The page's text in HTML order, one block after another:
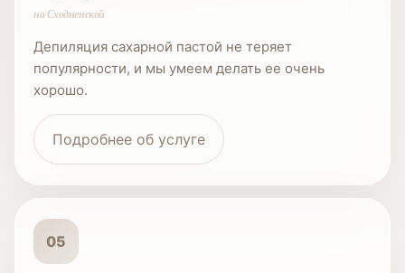
на Сходненской
Депиляция сахарной пастой не теряет
популярности, и мы умеем делать ее очень
хорошо.
Подробнее об услуге
05